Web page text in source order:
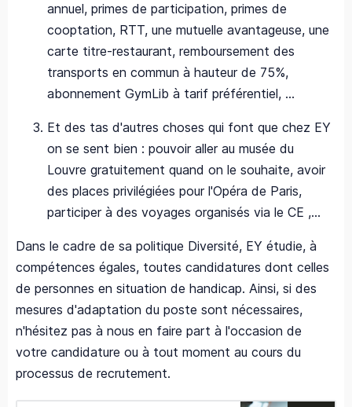
annuel, primes de participation, primes de
cooptation, RTT, une mutuelle avantageuse, une
carte titre-restaurant, remboursement des
transports en commun à hauteur de 75%,
abonnement GymLib à tarif préférentiel, ...
Et des tas d'autres choses qui font que chez EY
on se sent bien : pouvoir aller au musée du
Louvre gratuitement quand on le souhaite, avoir
des places privilégiées pour l'Opéra de Paris,
participer à des voyages organisés via le CE ,...
Dans le cadre de sa politique Diversité, EY étudie, à
compétences égales, toutes candidatures dont celles
de personnes en situation de handicap. Ainsi, si des
mesures d'adaptation du poste sont nécessaires,
n'hésitez pas à nous en faire part à l'occasion de
votre candidature ou à tout moment au cours du
processus de recrutement.